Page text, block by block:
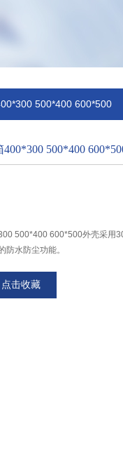
500*400 600*500
500*400
500*400 600*500外壳采用
防水防尘功能。
点击收藏